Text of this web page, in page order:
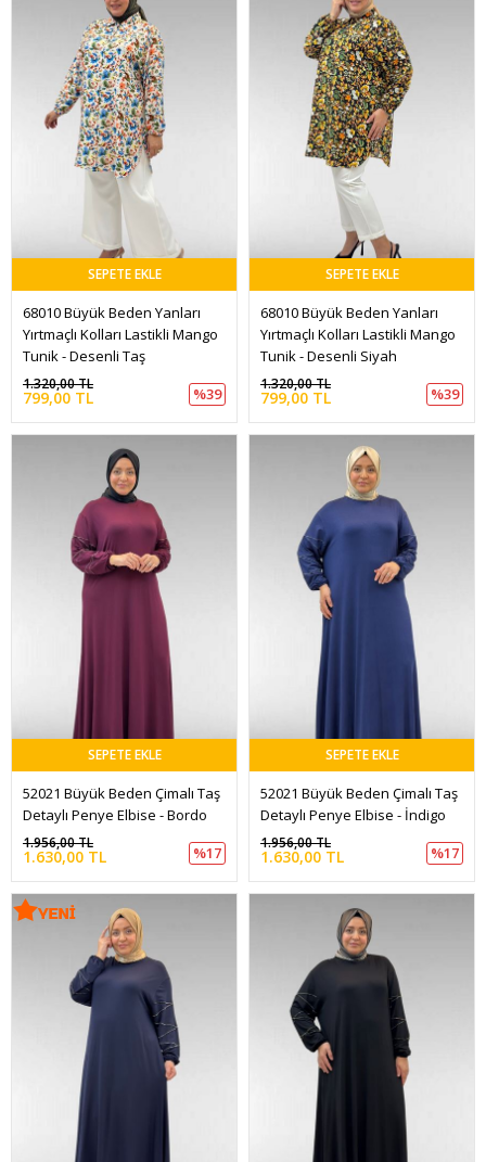
SEPETE EKLE
68010 Büyük Beden Yanları
Yırtmaçlı Kolları Lastikli Mango
Tunik - Desenli Taş
799,00 TL
1.320,00 TL
%39
SEPETE EKLE
68010 Büyük Beden Yanları
Yırtmaçlı Kolları Lastikli Mango
Tunik - Desenli Siyah
799,00 TL
1.320,00 TL
%39
SEPETE EKLE
52021 Büyük Beden Çimalı Taş
Detaylı Penye Elbise - Bordo
1.630,00 TL
1.956,00 TL
%17
SEPETE EKLE
52021 Büyük Beden Çimalı Taş
Detaylı Penye Elbise - İndigo
1.630,00 TL
1.956,00 TL
%17